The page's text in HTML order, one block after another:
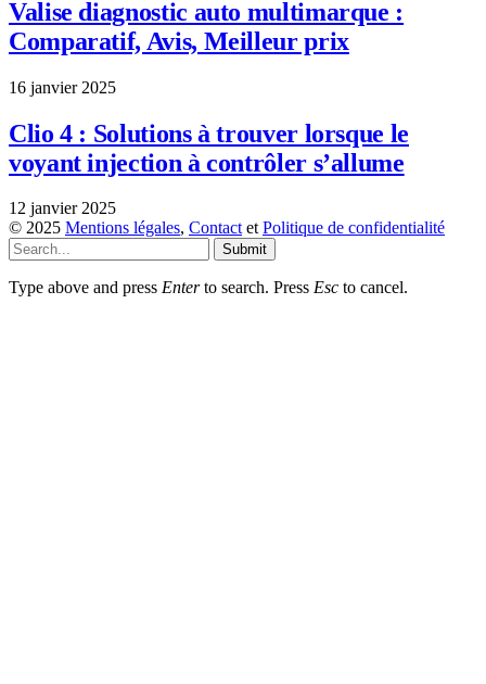
Valise diagnostic auto multimarque :
Comparatif, Avis, Meilleur prix
16 janvier 2025
Clio 4 : Solutions à trouver lorsque le
voyant injection à contrôler s’allume
12 janvier 2025
© 2025 Mentions légales, ContactetPolitique de confidentialité
Submit
Type above and press Enterto search. Press Esc to cancel.